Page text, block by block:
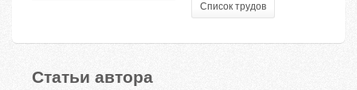
Список трудов
Статьи автора